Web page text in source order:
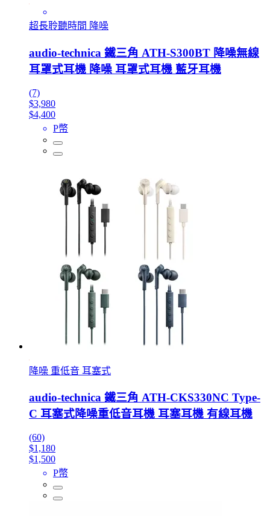
超長聆聽時間 降噪
audio-technica 鐵三角 ATH-S300BT 降噪無線
耳罩式耳機 降噪 耳罩式耳機 藍牙耳機
(7)
$3,980
$4,400
P幣
降噪 重低音 耳塞式
audio-technica 鐵三角 ATH-CKS330NC Type-
C 耳塞式降噪重低音耳機 耳塞耳機 有線耳機
(60)
$1,180
$1,500
P幣